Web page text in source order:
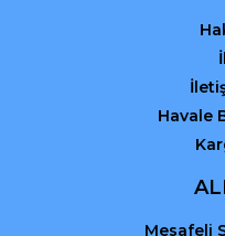
Havale
Mesafeli